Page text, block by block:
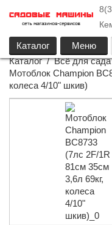
Каталог
Меню
Каталог / Всё для сада
Мотоблок Champion
колеса 4/10" шкив)